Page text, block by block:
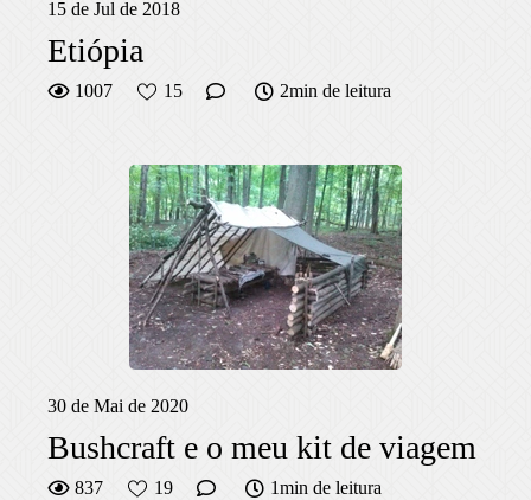
15 de Jul de 2018
Etiópia
1007 15 2min de leitura
30 de Mai de 2020
Bushcraft e o meu kit de viagem
837 19 1min de leitura